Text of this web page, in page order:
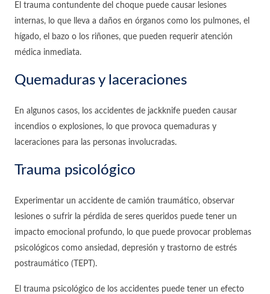
El trauma contundente del choque puede causar lesiones
internas, lo que lleva a daños en órganos como los pulmones, el
hígado, el bazo o los riñones, que pueden requerir atención
médica inmediata.
Quemaduras y laceraciones
En algunos casos, los accidentes de jackknife pueden causar
incendios o explosiones, lo que provoca quemaduras y
laceraciones para las personas involucradas.
Trauma psicológico
Experimentar un accidente de camión traumático, observar
lesiones o sufrir la pérdida de seres queridos puede tener un
impacto emocional profundo, lo que puede provocar problemas
psicológicos como ansiedad, depresión y trastorno de estrés
postraumático (TEPT).
El trauma psicológico de los accidentes puede tener un efecto